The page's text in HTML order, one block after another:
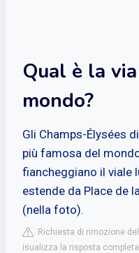
Qual è la
mondo?
Gli Champs-Élysées
più famosa del
fiancheggiano il viale
estende da Place de
(nella foto).
Richiesta di rimozione
isualizza la risposta